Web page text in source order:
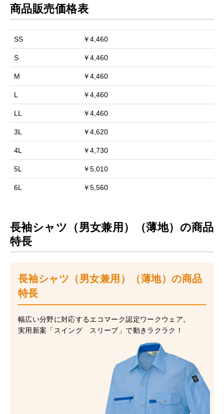
商品販売価格表
SS ￥4,460
S ￥4,460
M ￥4,460
L ￥4,460
LL ￥4,460
3L ￥4,620
4L ￥4,730
5L ￥5,010
6L ￥5,560
長袖シャツ（男女兼用）（薄地）の商品
特長
長袖シャツ（男女兼用）（薄地）の商品
特長
幅広い分野に対応するエコマーク認定ワークウェア。
実用新案「スイング スリーブ」で動きラクラク！